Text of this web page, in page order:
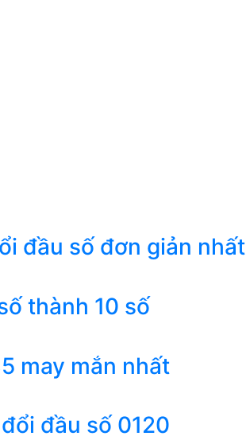
đầu số đơn giản nhất
thành 10 số
may mắn nhất
đầu số 0120